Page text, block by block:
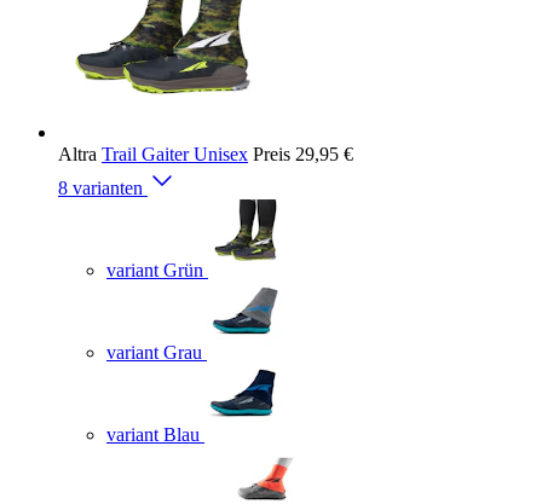
Altra Trail Gaiter Unisex Preis 29,95 €
8 varianten
variant Grün
variant Grau
variant Blau